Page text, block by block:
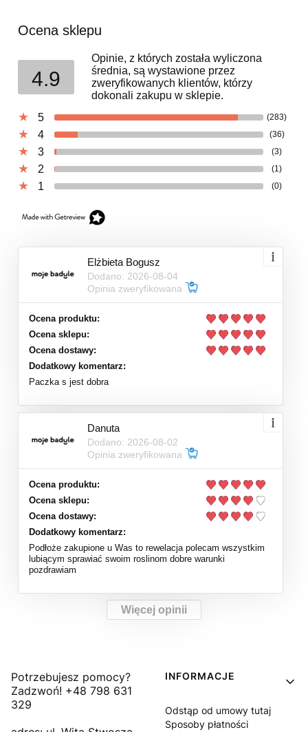
Ocena sklepu
4.9
Opinie, z których została wyliczona
średnia, są wystawione przez
zweryfikowanych klientów, którzy
dokonali zakupu w sklepie.
5
(283)
4 (36)
3 (3)
2 (1)
1 (0)
Elżbieta Bogusz
Dodano: 2026-08-04
Opinia zweryfikowana
Ocena produktu:
Ocena sklepu:
Ocena dostawy:
Dodatkowy komentarz:
Paczka s jest dobra
Danuta
Dodano: 2026-08-02
Opinia zweryfikowana
Ocena produktu:
Ocena sklepu:
Ocena dostawy:
Dodatkowy komentarz:
Podłoże zakupione u Was to rewelacja polecam wszystkim
lubiącym sprawiać swoim roslinom dobre warunki
pozdrawiam
Więcej opinii
Potrzebujesz pomocy?
Zadzwoń! +48 798 631
329
Linki w stopce
INFORMACJE
Odstąp od umowy tutaj
Sposoby płatności